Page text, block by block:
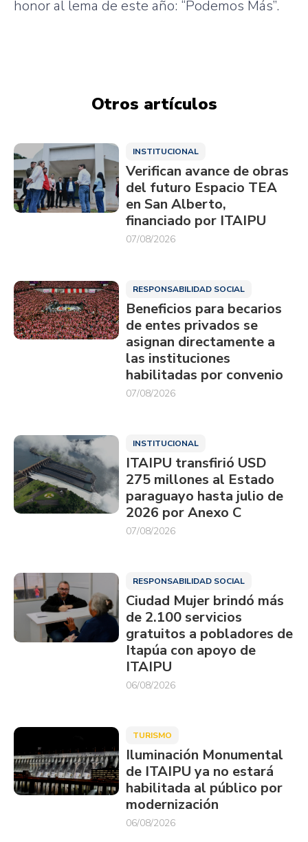
honor al lema de este año: “Podemos Más”.
Otros artículos
INSTITUCIONAL
Verifican avance de obras
del futuro Espacio TEA
en San Alberto,
financiado por ITAIPU
07/08/2026
RESPONSABILIDAD SOCIAL
Beneficios para becarios
de entes privados se
asignan directamente a
las instituciones
habilitadas por convenio
07/08/2026
INSTITUCIONAL
ITAIPU transfirió USD
275 millones al Estado
paraguayo hasta julio de
2026 por Anexo C
07/08/2026
RESPONSABILIDAD SOCIAL
Ciudad Mujer brindó más
de 2.100 servicios
gratuitos a pobladores de
Itapúa con apoyo de
ITAIPU
06/08/2026
TURISMO
Iluminación Monumental
de ITAIPU ya no estará
habilitada al público por
modernización
06/08/2026